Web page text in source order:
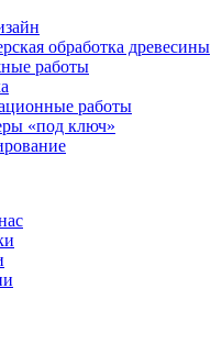
обработка древесины
работы
работы
«под ключ»